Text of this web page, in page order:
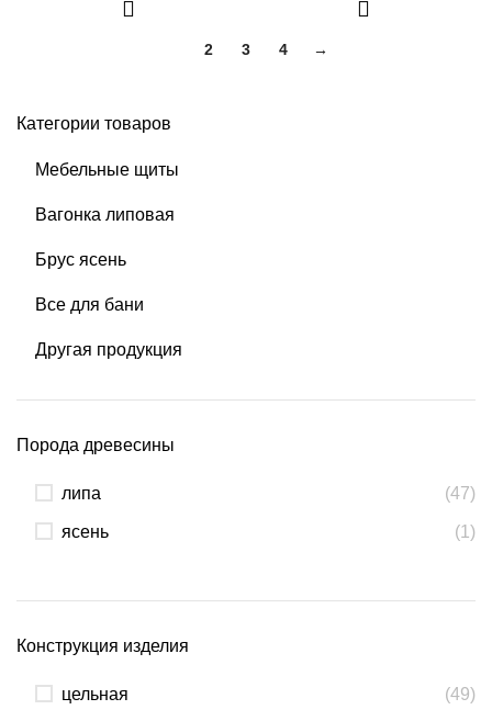
Категории товаров
Мебельные щиты
Вагонка липовая
Брус ясень
Все для бани
Другая продукция
Порода древесины
липа (47)
ясень (1)
Конструкция изделия
цельная (49)
2 3 4 →